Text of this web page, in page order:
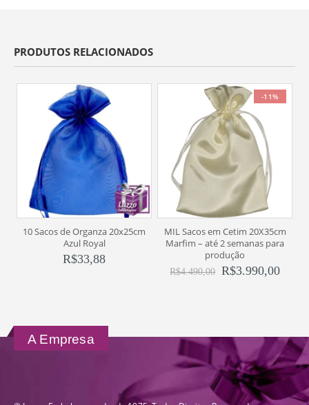
PRODUTOS RELACIONADOS
10 Sacos de Organza 20x25cm
Azul Royal
R$33,88
-11%
MIL Sacos em Cetim 20X35cm
Marfim – até 2 semanas para
produção
R$4.490,00 R$3.990,00
A Empresa